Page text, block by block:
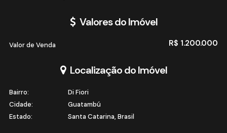
Valores do Imóvel
R$ 1.200.000
Valor de Venda
Localização do Imóvel
Bairro:
Di Fiori
Cidade:
Guatambú
Estado:
Santa Catarina, Brasil